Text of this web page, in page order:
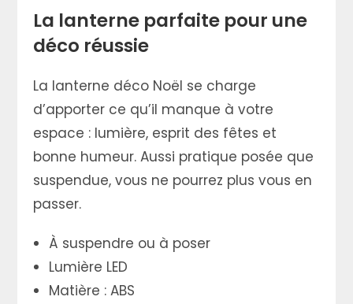
La lanterne parfaite pour une
déco réussie
La lanterne déco Noël se charge
d’apporter ce qu’il manque à votre
espace : lumière, esprit des fêtes et
bonne humeur. Aussi pratique posée que
suspendue, vous ne pourrez plus vous en
passer.
À suspendre ou à poser
Lumière LED
Matière : ABS